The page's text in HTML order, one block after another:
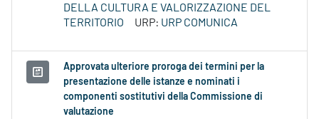
DELLA CULTURA E VALORIZZAZIONE DEL
TERRITORIO
URP: URP COMUNICA
Approvata ulteriore proroga dei termini per la
presentazione delle istanze e nominati i
componenti sostitutivi della Commissione di
valutazione